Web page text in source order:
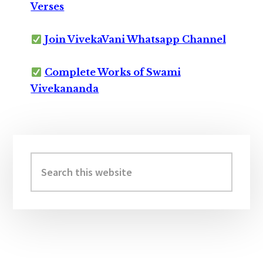
Verses
Join VivekaVani Whatsapp Channel
Complete Works of Swami
Vivekananda
Sidebar
this
website